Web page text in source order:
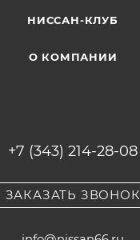
НИССАН-КЛУБ
О КОМПАНИИ
+7 (343) 214-28-08
ЗАКАЗАТЬ ЗВОНОК